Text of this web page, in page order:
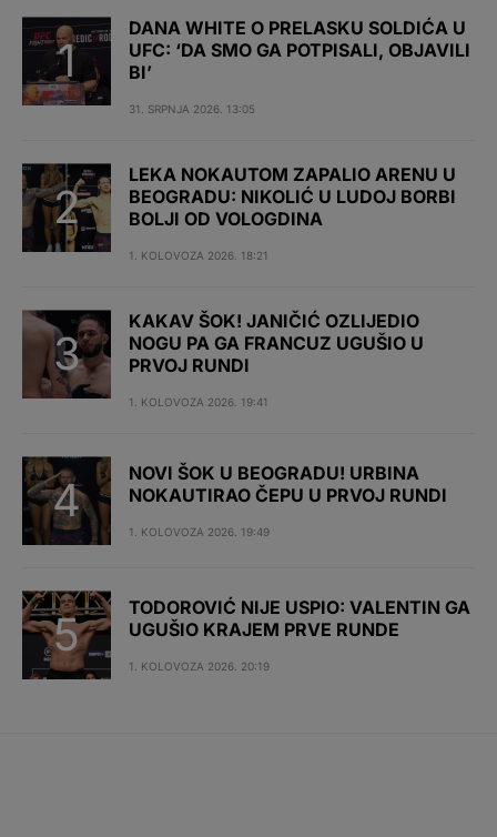
DANA WHITE O PRELASKU SOLDIĆA U
UFC: ‘DA SMO GA POTPISALI, OBJAVILI
BI’
31. SRPNJA 2026. 13:05
LEKA NOKAUTOM ZAPALIO ARENU U
BEOGRADU: NIKOLIĆ U LUDOJ BORBI
BOLJI OD VOLOGDINA
1. KOLOVOZA 2026. 18:21
KAKAV ŠOK! JANIČIĆ OZLIJEDIO
NOGU PA GA FRANCUZ UGUŠIO U
PRVOJ RUNDI
1. KOLOVOZA 2026. 19:41
NOVI ŠOK U BEOGRADU! URBINA
NOKAUTIRAO ČEPU U PRVOJ RUNDI
1. KOLOVOZA 2026. 19:49
TODOROVIĆ NIJE USPIO: VALENTIN GA
UGUŠIO KRAJEM PRVE RUNDE
1. KOLOVOZA 2026. 20:19